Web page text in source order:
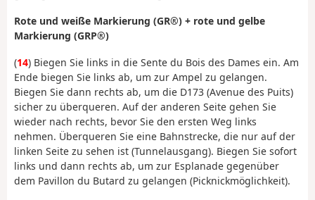
Rote und weiße Markierung (GR®) + rote und gelbe
Markierung (GRP®)
(14) Biegen Sie links in die Sente du Bois des Dames ein. Am
Ende biegen Sie links ab, um zur Ampel zu gelangen.
Biegen Sie dann rechts ab, um die D173 (Avenue des Puits)
sicher zu überqueren. Auf der anderen Seite gehen Sie
wieder nach rechts, bevor Sie den ersten Weg links
nehmen. Überqueren Sie eine Bahnstrecke, die nur auf der
linken Seite zu sehen ist (Tunnelausgang). Biegen Sie sofort
links und dann rechts ab, um zur Esplanade gegenüber
dem Pavillon du Butard zu gelangen (Picknickmöglichkeit).